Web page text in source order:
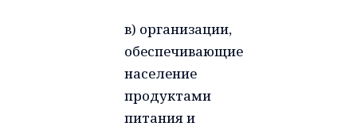
в) организации,
обеспечивающие
население
продуктами
питания и